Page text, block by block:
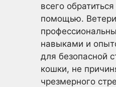
всего
помощью.
навыками и
для безопасной
кошки, не
чрезмерного